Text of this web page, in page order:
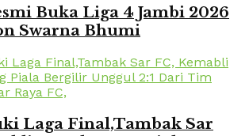
Buka Liga 4 Jambi 2026
Swarna Bhumi
Laga Final,Tambak Sar